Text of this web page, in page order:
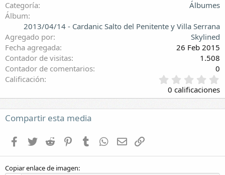
Categoría
Álbumes
Álbum
2013/04/14 - Cardanic Salto del Penitente y Villa Serrana
Agregado por
Skylined
Fecha agregada
26 Feb 2015
Contador de visitas
1.508
Contador de comentarios
0
Calificación
,
0
0
l
0 calificaciones
Compartir esta media
Facebook
Twitter Reddit PinterestTumblr WhatsApp
E-mail
Copiar enlace de imagen